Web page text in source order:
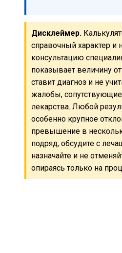
Дисклеймер.
справочный характер и
консультацию
показывает величину
ставит диагноз и не
жалобы,
лекарства. Любой
особенно крупное
превышение в
подряд, обсудите с
назначайте и не
опираясь только на